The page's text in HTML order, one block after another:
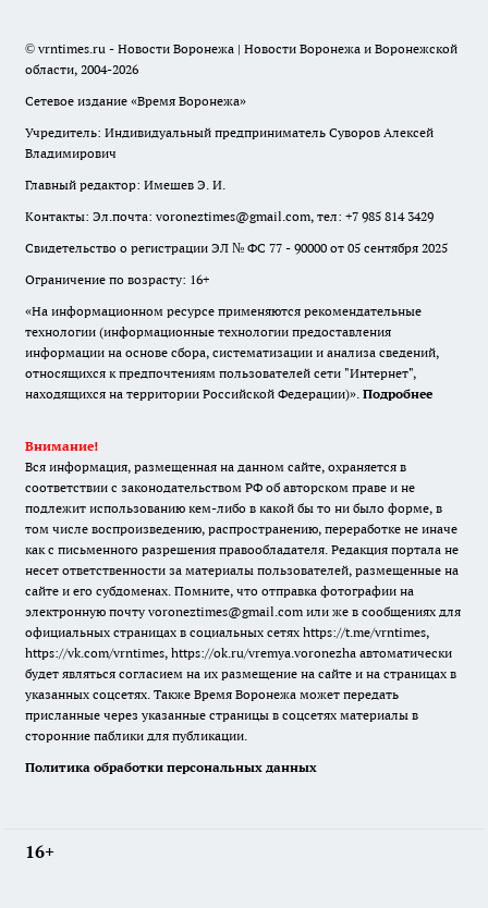
© vrntimes.ru - Новости Воронежа | Новости Воронежа и Воронежской
области, 2004-2026
Сетевое издание «Время Воронежа»
Учредитель: Индивидуальный предприниматель Суворов Алексей
Владимирович
Главный редактор: Имешев Э. И.
Контакты: Эл.почта: voroneztimes@gmail.com, тел: +7 985 814 3429
Свидетельство о регистрации ЭЛ № ФС 77 - 90000 от 05 сентября 2025
Ограничение по возрасту: 16+
«На информационном ресурсе применяются рекомендательные
технологии (информационные технологии предоставления
информации на основе сбора, систематизации и анализа сведений,
относящихся к предпочтениям пользователей сети "Интернет",
находящихся на территории Российской Федерации)». Подробнее
Внимание!
Вся информация, размещенная на данном сайте, охраняется в
соответствии с законодательством РФ об авторском праве и не
подлежит использованию кем-либо в какой бы то ни было форме, в
том числе воспроизведению, распространению, переработке не иначе
как с письменного разрешения правообладателя. Редакция портала не
несет ответственности за материалы пользователей, размещенные на
сайте и его субдоменах. Помните, что отправка фотографии на
электронную почту voroneztimes@gmail.com или же в сообщениях для
официальных страницах в социальных сетях https://t.me/vrntimes,
https://vk.com/vrntimes, https://ok.ru/vremya.voronezha автоматически
будет являться согласием на их размещение на сайте и на страницах в
указанных соцсетях. Также Время Воронежа может передать
присланные через указанные страницы в соцсетях материалы в
сторонние паблики для публикации.
Политика обработки персональных данных
16+